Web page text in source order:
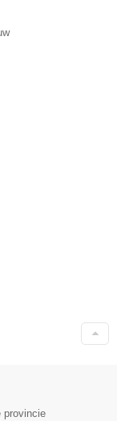
provincie